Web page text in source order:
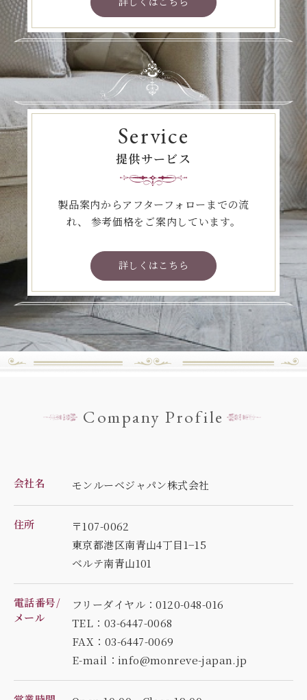
Service
提供サービス
製品案内からアフターフォローまでの流
れ、
参考価格をご案内しています。
詳しくはこちら
Company Profile
会社名 モンルーベジャパン株式会社
住所
〒107-0062
東京都港区南青山4丁目1−15
ベルテ南青山101
電話番号/
メール
フリーダイヤル：0120-048-016
TEL：03-6447-0068
FAX：03-6447-0069
E-mail：info@monreve-japan.jp